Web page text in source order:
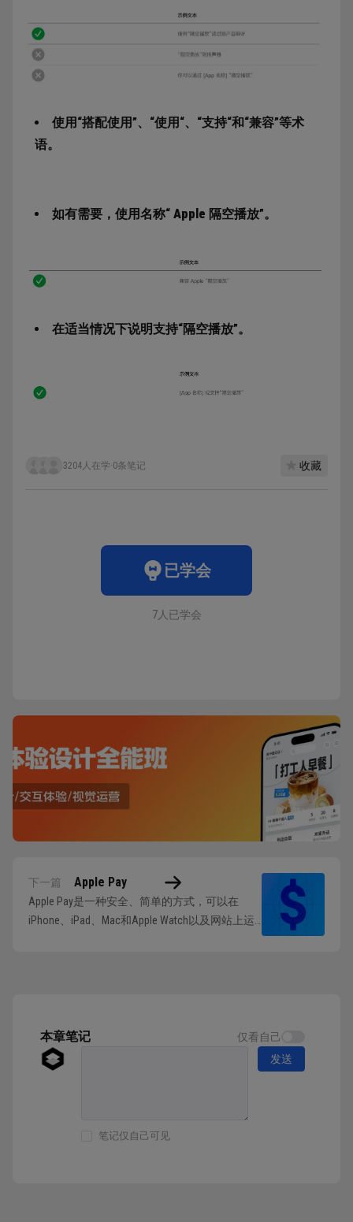
使用“搭配使用”、“使用“、“支持“和“兼容”等术
语。
如有需要，使用名称“ Apple 隔空播放”。
在适当情况下说明支持“隔空播放”。
3204人在学·0条笔记 收藏
已学会
7人已学会
下一篇 Apple Pay
Apple Pay是一种安全、简单的方式，可以在
iPhone、iPad、Mac和Apple Watch以及网站上运
本章笔记 仅看自己
笔记仅自己可见
发送